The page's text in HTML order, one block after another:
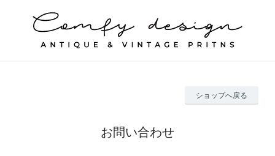
ショップへ戻る
お問い合わせ